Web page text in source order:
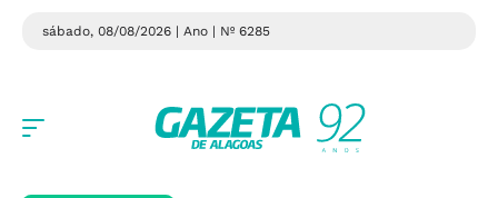
sábado, 08/08/2026 | Ano | Nº 6285